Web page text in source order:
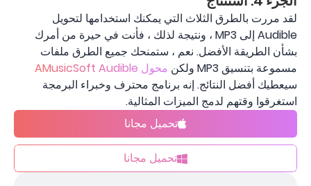
لقد مررت بالطرق الثلاث التي يمكنك استخدامها لتحويل
Audible إلى MP3 ، ونتيجة لذلك ، فأنت في حيرة من أمرك
بشأن الطريقة الأفضل. نعم ، ستمنحك جميع الطرق ملفات
مسموعة بتنسيق MP3 ولكن
محول AMusicSoft Audible
سيعطيك أفضل النتائج. إنه برنامج محترف وخبراء البرمجة
استغرقوا وقتهم لدمج الميزات المثالية.
تحميل مجانا
تحميل مجانا